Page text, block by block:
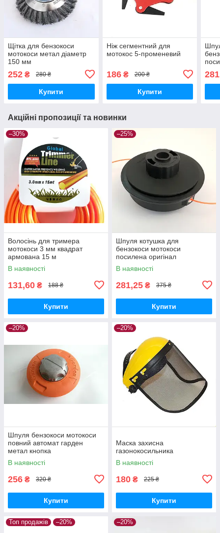
Щітка для бензокоси
мотокоси метал діаметр
150 мм
252 ₴ 280 ₴
Купити
Ніж сегментний для
мотокос 5-променевий
186₴ 200 ₴
Купити
Акційні пропозиції та новинки
–30%
Волосінь для тримера
мотокоси 3 мм квадрат
армована 15 м
В наявності
131,60 ₴ 188 ₴
Купити
–25%
Шпуля котушка для
бензокоси мотокоси
посилена оригінал
В наявності
281,25 ₴ 375 ₴
Купити
–20%
Шпуля бензокоси мотокоси
повний автомат гарден
метал кнопка
В наявності
256 ₴ 320 ₴
Купити
–20%
Маска захисна
газонокосильника
В наявності
180 ₴ 225 ₴
Купити
Топ продажів –20% –20%